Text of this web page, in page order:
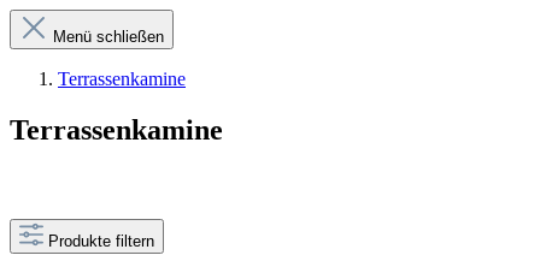
Menü schließen
Terrassenkamine
Terrassenkamine
Produkte filtern